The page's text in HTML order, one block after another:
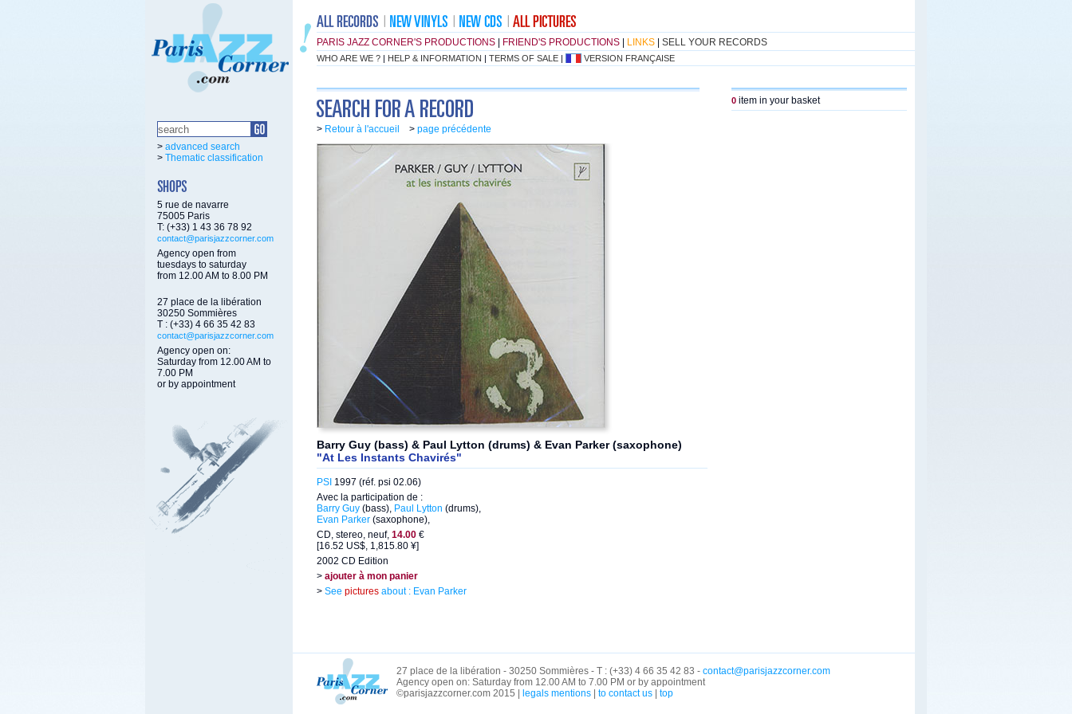
PARIS JAZZ CORNER'S PRODUCTIONS FRIEND'S PRODUCTIONS LINKS SELL YOUR RECORDS
WHO ARE WE ? | HELP & INFORMATION | TERMS OF SALE | VERSION FRANÇAISE
> advanced search
> Thematic classification
5 rue de navarre
75005 Paris
T: (+33) 1 43 36 78 92
contact@parisjazzcorner.com
Agency open from
tuesdays to saturday
from 12.00 AM to 8.00 PM
27 place de la libération
30250 Sommières
T : (+33) 4 66 35 42 83
contact@parisjazzcorner.com
Agency open on:
Saturday from 12.00 AM to
7.00 PM
or by appointment
> Retour à l'accueil > page précédente
Barry Guy (bass) & Paul Lytton (drums) & Evan Parker (saxophone)
"At Les Instants Chavirés"
PSI 1997 (réf. psi 02.06)
Avec la participation de :
Barry Guy (bass), Paul Lytton (drums),
Evan Parker (saxophone),
CD, stereo, neuf, 14.00 €
[16.52 US$, 1,815.80 ¥]
2002 CD Edition
> ajouter à mon panier
> See pictures about : Evan Parker
0 item in your basket
27 place de la libération - 30250 Sommières - T : (+33) 4 66 35 42 83 - contact@parisjazzcorner.com
Agency open on: Saturday from 12.00 AM to 7.00 PM or by appointment
©parisjazzcorner.com 2015 |
legals mentions to contact us top